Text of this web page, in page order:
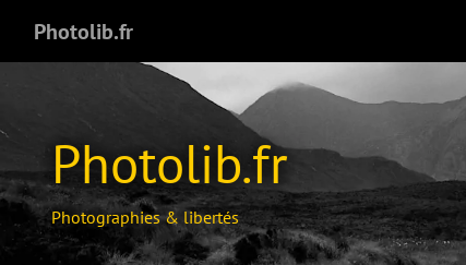
Photolib.fr
Photolib.fr
Photographies & libertés